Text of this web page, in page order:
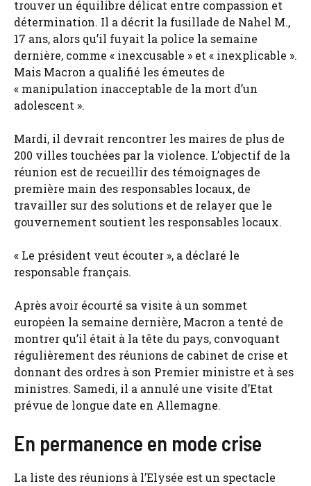
trouver un équilibre délicat entre compassion et
détermination. Il a décrit la fusillade de Nahel M.,
17 ans, alors qu’il fuyait la police la semaine
dernière, comme « inexcusable » et « inexplicable ».
Mais Macron a qualifié les émeutes de
« manipulation inacceptable de la mort d’un
adolescent ».
Mardi, il devrait rencontrer les maires de plus de
200 villes touchées par la violence. L’objectif de la
réunion est de recueillir des témoignages de
première main des responsables locaux, de
travailler sur des solutions et de relayer que le
gouvernement soutient les responsables locaux.
« Le président veut écouter », a déclaré le
responsable français.
Après avoir écourté sa visite à un sommet
européen la semaine dernière, Macron a tenté de
montrer qu’il était à la tête du pays, convoquant
régulièrement des réunions de cabinet de crise et
donnant des ordres à son Premier ministre et à ses
ministres. Samedi, il a annulé une visite d’Etat
prévue de longue date en Allemagne.
En permanence en mode crise
La liste des réunions à l’Elysée est un spectacle